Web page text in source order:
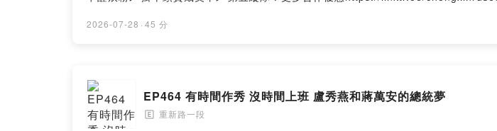
重新路一段 Facebook重新路一段 Instagram重新路一段 YouTube重新路一段
2026-07-28 · 45 分
EP464 有時間作秀 沒時間上班 盧秀燕和蔣萬安的總統夢
🄴 重新路一段